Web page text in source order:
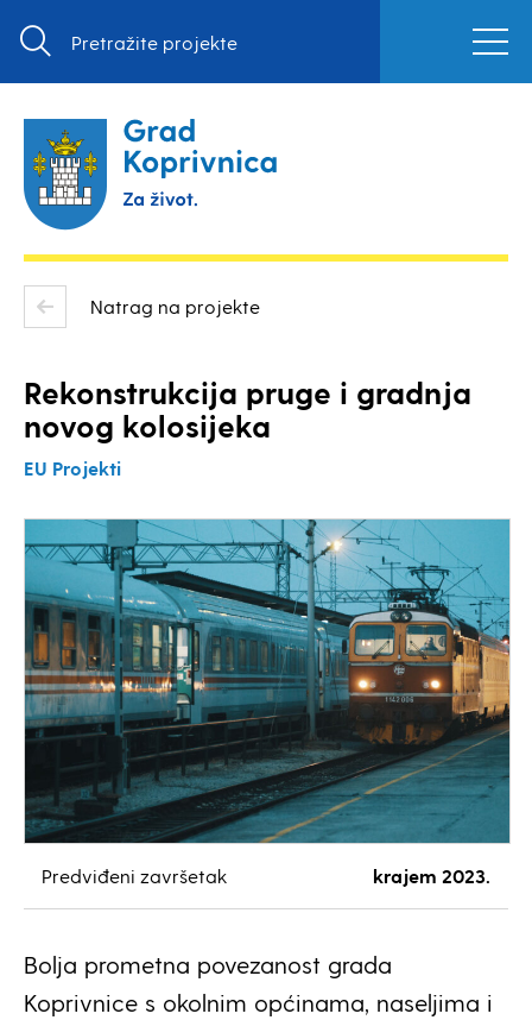
Natrag na projekte
Rekonstrukcija pruge i gradnja
novog kolosijeka
EU Projekti
Predviđeni završetak krajem 2023.
Bolja prometna povezanost grada
Koprivnice s okolnim općinama, naseljima i